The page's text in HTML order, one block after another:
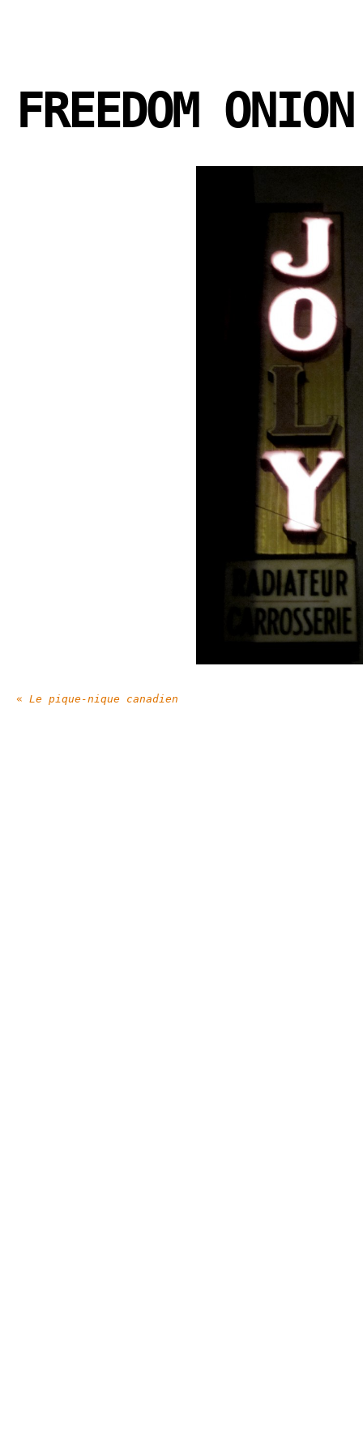
FREEDOM
« Le pique-nique canadien